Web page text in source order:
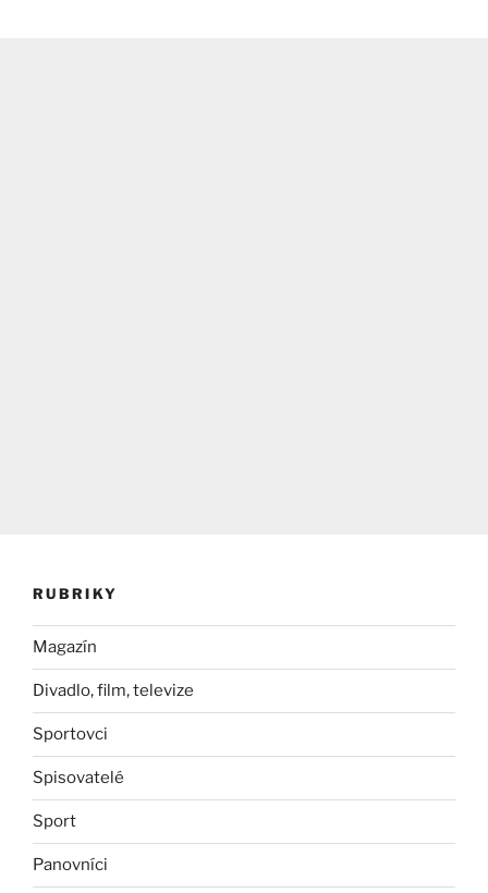
RUBRIKY
Magazín
Divadlo, film, televize
Sportovci
Spisovatelé
Sport
Panovníci